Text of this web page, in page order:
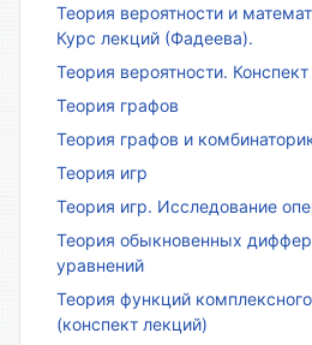
Теория вероятности и
Курс лекций (Фадеева).
Теория вероятности.
Теория графов
Теория графов и
Теория игр
Теория игр. Исследование
Теория обыкновенных
уравнений
Теория функций
(конспект лекций)